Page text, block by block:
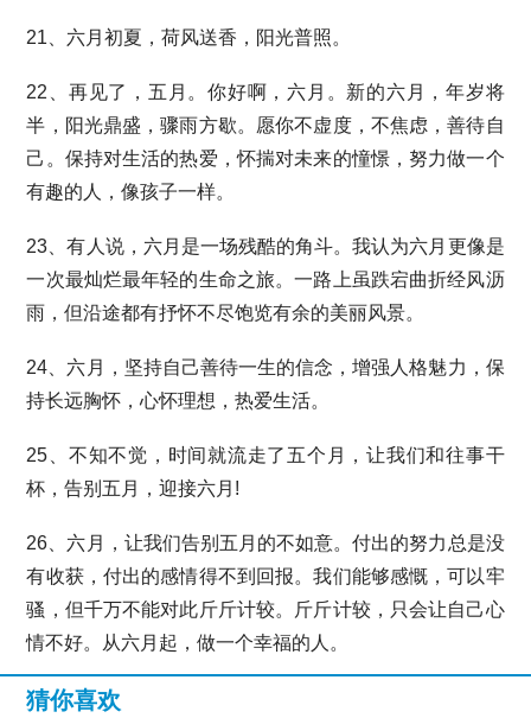
21、六月初夏，荷风送香，阳光普照。
22、再见了，五月。你好啊，六月。新的六月，年岁将
半，阳光鼎盛，骤雨方歇。愿你不虚度，不焦虑，善待自
己。保持对生活的热爱，怀揣对未来的憧憬，努力做一个
有趣的人，像孩子一样。
23、有人说，六月是一场残酷的角斗。我认为六月更像是
一次最灿烂最年轻的生命之旅。一路上虽跌宕曲折经风沥
雨，但沿途都有抒怀不尽饱览有余的美丽风景。
24、六月，坚持自己善待一生的信念，增强人格魅力，保
持长远胸怀，心怀理想，热爱生活。
25、不知不觉，时间就流走了五个月，让我们和往事干
杯，告别五月，迎接六月!
26、六月，让我们告别五月的不如意。付出的努力总是没
有收获，付出的感情得不到回报。我们能够感慨，可以牢
骚，但千万不能对此斤斤计较。斤斤计较，只会让自己心
情不好。从六月起，做一个幸福的人。
猜你喜欢